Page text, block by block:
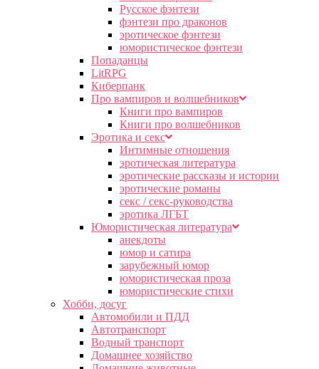
Русское фэнтези
фэнтези про драконов
эротическое фэнтези
юмористическое фэнтези
Попаданцы
LitRPG
Киберпанк
Про вампиров и волшебников
Книги про вампиров
Книги про волшебников
Эротика и секс
Интимные отношения
эротическая литература
эротические рассказы и истории
эротические романы
секс / секс-руководства
эротика ЛГБТ
Юмористическая литература
анекдоты
юмор и сатира
зарубежный юмор
юмористическая проза
юмористические стихи
Хобби, досуг
Автомобили и ПДД
Автотранспорт
Водный транспорт
Домашнее хозяйство